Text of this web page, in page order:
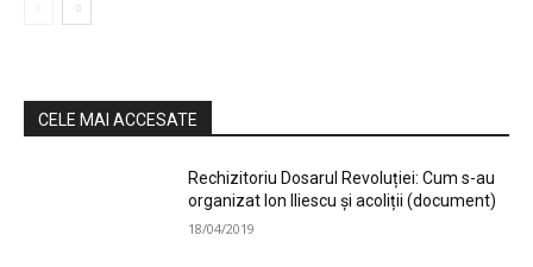
CELE MAI ACCESATE
Rechizitoriu Dosarul Revoluției: Cum s-au
organizat Ion Iliescu și acoliții (document)
18/04/2019